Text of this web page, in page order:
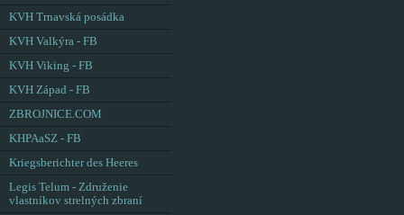
KVH Trnavská posádka
KVH Valkýra - FB
KVH Viking - FB
KVH Západ - FB
ZBROJNICE.COM
KHPAaSZ - FB
Kriegsberichter des Heeres
Legis Telum - Združenie
vlastníkov strelných zbraní